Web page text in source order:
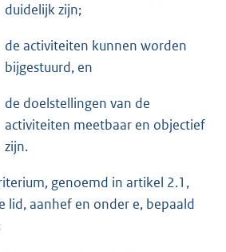
duidelijk zijn;
de activiteiten kunnen worden
bijgestuurd, en
de doelstellingen van de
activiteiten meetbaar en objectief
zijn.
genoemd in artikel 2.1,
lid, aanhef en onder e, bepaald